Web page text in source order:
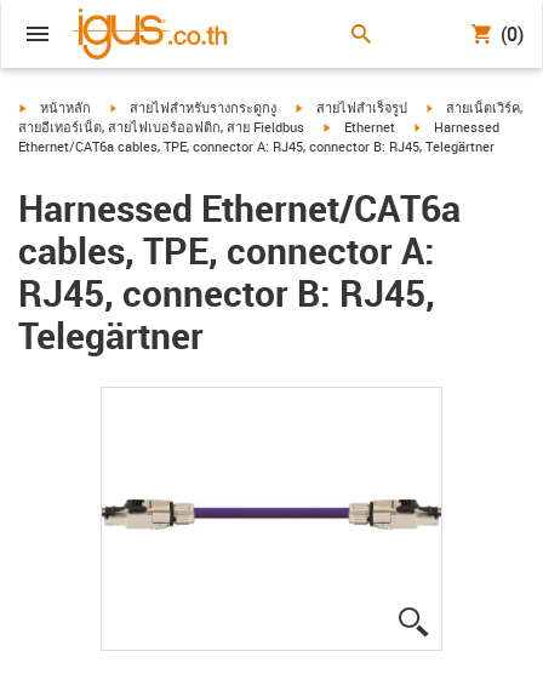
(0)
igus-icon-arrow-right
หน้าหลัก igus-icon-arrow-right
สายไฟสำหรับรางกระดูกงู igus-icon-arrow-right
สายไฟสำเร็จรูป igus-icon-arrow-
สายเน็ตเวิร์ค,
สายอีเทอร์เน็ต, สายไฟเบอร์ออฟติก, สาย Fieldbus
igus-icon-arrow-right
Ethernet igus-icon-arrow-right
Harnessed
Ethernet/CAT6a cables, TPE, connector A: RJ45, connector B: RJ45, Telegärtner
Harnessed Ethernet/CAT6a
cables, TPE, connector A:
RJ45, connector B: RJ45,
Telegärtner